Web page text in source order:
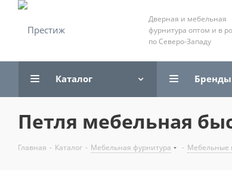
Дверная и мебельная
фурнитура оптом и в
по Северо-Западу
Каталог Бренды
Петля мебельная
Главная - Каталог - Мебельная фурнитура - Мебельные